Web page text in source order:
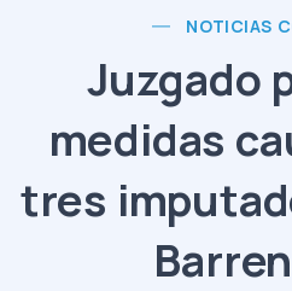
NOTICIAS
Juzgado
medidas
tres